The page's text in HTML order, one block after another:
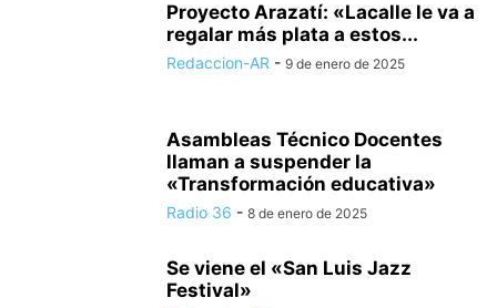
Proyecto Arazatí: «Lacalle le va a
regalar más plata a estos...
Redaccion-AR - 9 de enero de 2025
Asambleas Técnico Docentes
llaman a suspender la
«Transformación educativa»
Radio 36 - 8 de enero de 2025
Se viene el «San Luis Jazz
Festival»